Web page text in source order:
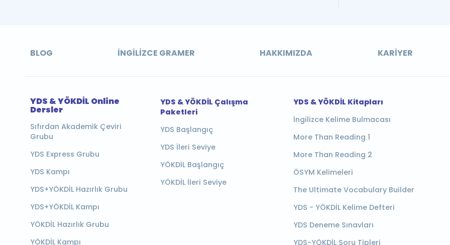
BLOG İNGILIZCE GRAMER HAKKIMIZDA KARIYER
YDS & YÖKDİL Online
Dersler
Sıfırdan Akademik Çeviri
Grubu
YDS Express Grubu
YDS Kampı
YDS+YÖKDİL Hazırlık Grubu
YDS+YÖKDİL Kampı
YÖKDİL Hazırlık Grubu
YÖKDİL Kampı
YDS & YÖKDİL Çalışma
Paketleri
YDS Başlangıç
YDS İleri Seviye
YÖKDİL Başlangıç
YÖKDİL İleri Seviye
YDS & YÖKDİL Kitapları
İngilizce Kelime Bulmacası
More Than Reading 1
More Than Reading 2
ÖSYM Kelimeleri
The Ultimate Vocabulary Builder
YDS - YÖKDİL Kelime Defteri
YDS Deneme Sınavları
YDS-YÖKDİL Soru Tipleri